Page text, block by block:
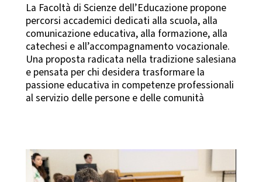
La Facoltà di Scienze dell’Educazione propone
percorsi accademici dedicati alla scuola, alla
comunicazione educativa, alla formazione, alla
catechesi e all’accompagnamento vocazionale.
Una proposta radicata nella tradizione salesiana
e pensata per chi desidera trasformare la
passione educativa in competenze professionali
al servizio delle persone e delle comunità